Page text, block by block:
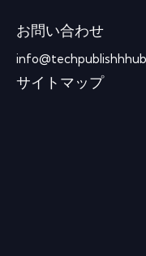
お問い合わせ
サイトマップ